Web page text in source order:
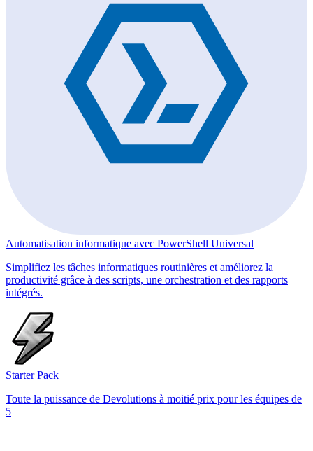
Automatisation informatique avec PowerShell Universal
Simplifiez les tâches informatiques routinières et améliorez la
productivité grâce à des scripts, une orchestration et des rapports
intégrés.
Starter Pack
Toute la puissance de Devolutions à moitié prix pour les équipes de
5